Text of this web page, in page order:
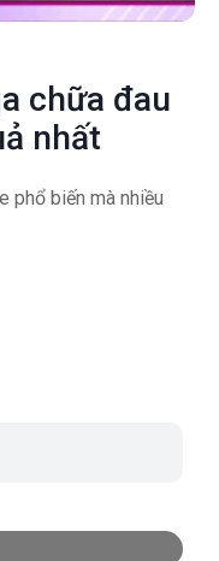
chữa đau
nhất
phổ biến mà nhiều